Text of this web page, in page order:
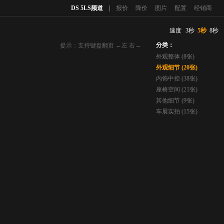
DS 5LS频道 报价 降价 图片 配置 经销商
提示：支持键盘翻页 ←左 右→
速度 3秒 5秒 8秒
分类：
外观整体 (8张)
外观细节 (20张)
内饰中控 (38张)
座椅空间 (21张)
其他细节 (9张)
车展实拍 (15张)